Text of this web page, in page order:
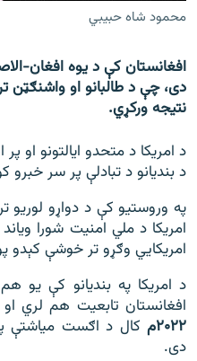
Azadi English
راسره ملګري شئ
د ازادې اروپا/ ازادي راډيو
محمود شاه حبیبي
افغانستان کې د یوه افغان-
دی، چې د طالبانو او واشنګټن
نتیجه ورکړي.
د امریکا د متحدو ایالتونو او
د بندیانو د تبادلې پر سر
په وروستیو کې د دواړو
امریکا د ملي امنیت شورا
امریکايي وګړو تر خوشې کېدو
د امریکا په بندیانو کې یو
افغانستان تابعیت هم لري
۲۰۲۲م
کال د اګست میاشتې
دی.